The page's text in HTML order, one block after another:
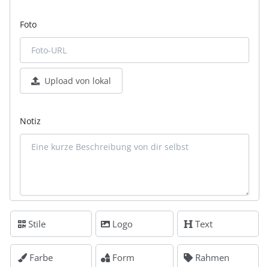
Foto
Upload von lokal
Notiz
Stile Logo Text
Farbe Form Rahmen